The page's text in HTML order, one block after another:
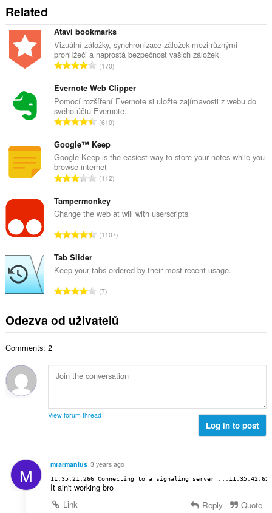
Related
Atavi bookmarks
Vizuální záložky, synchronizace záložek mezi různými
prohlížeči a naprostá bezpečnost vašich záložek
C
l
k
o
v
p
o
č
e
t
h
d
c
n
:
170
Evernote Web Clipper
Pomocí rozšíření Evernote si uložte zajímavosti z webu do
svého účtu Evernote.
C
l
k
o
v
p
o
č
e
h
d
o
c
í
:
610
Google™ Keep
Google Keep is the easiest way to store your notes while you
browse internet
C
l
k
v
o
č
e
h
o
o
c
n
í
112
Tampermonkey
Change the web at will with userscripts
C
k
v
p
o
t
h
n
n
í
:
1107
Tab Slider
Keep your tabs ordered by their most recent usage.
C
k
ý
p
e
d
n
o
c
7
Odezva od uživatelů
Comments: 2
View forum thread
Log in to post
M mrarmanius 3 years ago
11:35:21.266 Connecting to a signaling server
It ain't working bro
Link
Reply Quote